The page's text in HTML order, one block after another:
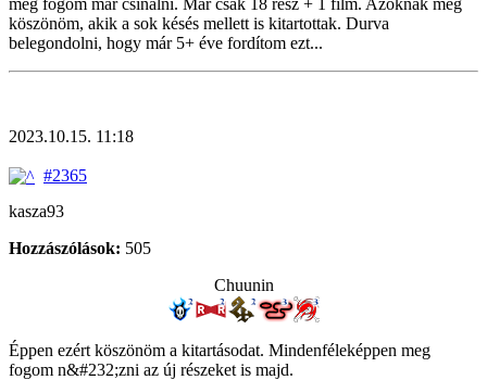
köszönöm, akik a sok késés mellett is kitartottak. Durva
belegondolni, hogy már 5+ éve fordítom ezt...
2023.10.15. 11:18
#2365
kasza93
Hozzászólások: 505
Chuunin
Éppen ezért köszönöm a kitartásodat. Mindenféleképpen meg
fogom n&#232;zni az új részeket is majd.